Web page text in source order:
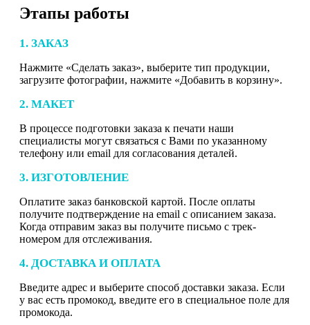
Этапы работы
1. ЗАКАЗ
Нажмите «Сделать заказ», выберите тип продукции,
загрузите фотографии, нажмите «Добавить в корзину».
2. МАКЕТ
В процессе подготовки заказа к печати наши
специалисты могут связаться с Вами по указанному
телефону или email для согласования деталей.
3. ИЗГОТОВЛЕНИЕ
Оплатите заказ банковской картой. После оплаты
получите подтверждение на email с описанием заказа.
Когда отправим заказ вы получите письмо с трек-
номером для отслеживания.
4. ДОСТАВКА И ОПЛАТА
Введите адрес и выберите способ доставки заказа. Если
у вас есть промокод, введите его в специальное поле для
промокода.